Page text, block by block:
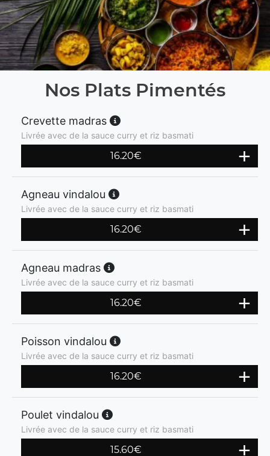
Nos Plats Pimentés
Crevette madras
Livrée avec de la sauce curry et riz basmati
16.20€
Agneau vindalou
Livrée avec de la sauce curry et riz basmati
16.20€
Agneau madras
Livrée avec de la sauce curry et riz basmati
16.20€
Poisson vindalou
Livrée avec de la sauce curry et riz basmati
16.20€
Poulet vindalou
Livrée avec de la sauce curry et riz basmati
15.60€